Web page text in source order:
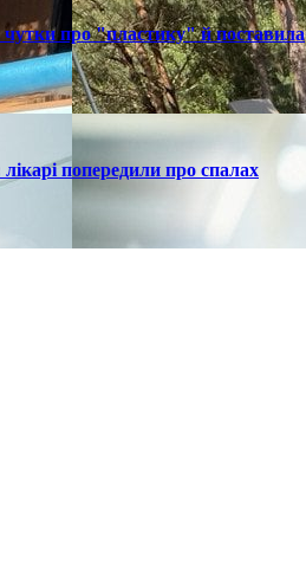
чутки про "пластику" й поставила
попередили про спалах